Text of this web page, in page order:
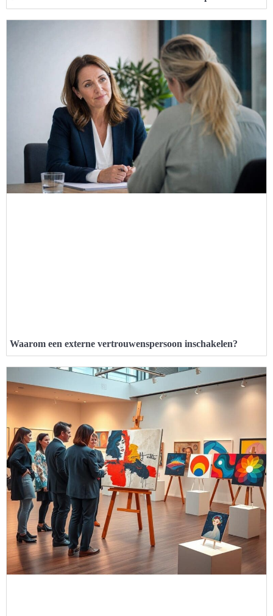
Waarom een externe vertrouwenspersoon inschakelen?